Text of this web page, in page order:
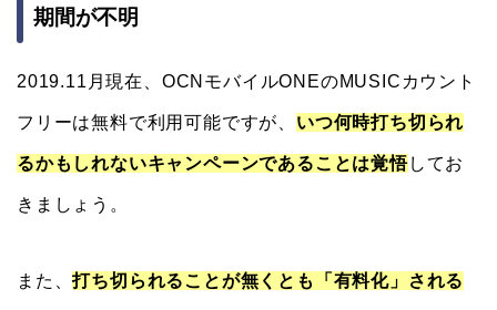
期間が不明
2019.11月現在、OCNモバイルONEのMUSICカウント
フリーは無料で利用可能ですが、 いつ何時打ち切られ
るかもしれないキャンペーンであることは覚悟してお
きましょう。
また、打ち切られることが無くとも「有料化」される